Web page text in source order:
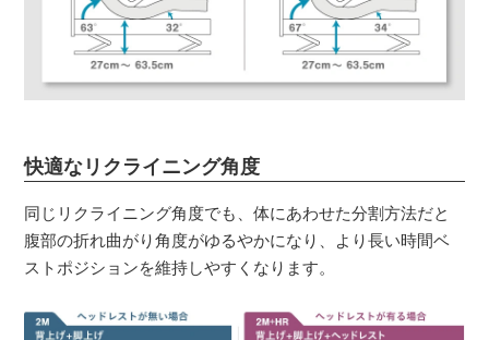
快適なリクライニング角度
同じリクライニング角度でも、体にあわせた分割方法だと
腹部の折れ曲がり角度がゆるやかになり、より長い時間ベ
ストポジションを維持しやすくなります。